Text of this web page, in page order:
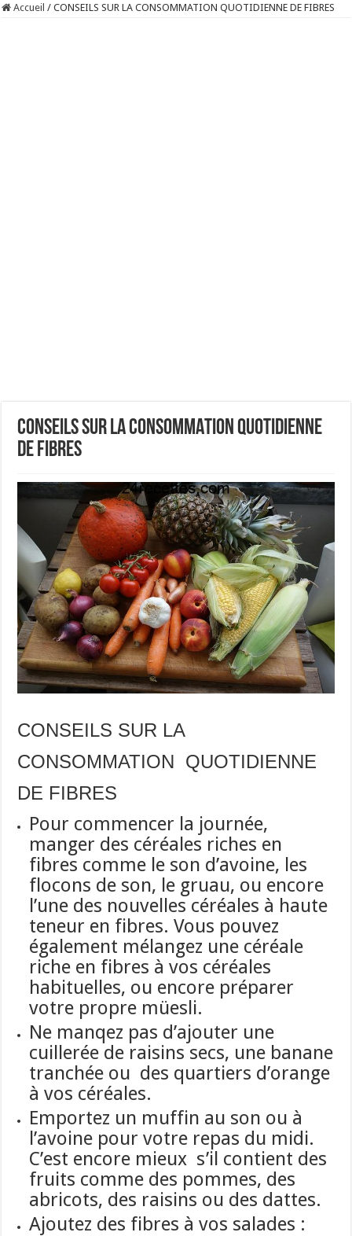
Accueil / CONSEILS SUR LA CONSOMMATION QUOTIDIENNE DE FIBRES
CONSEILS SUR LA CONSOMMATION QUOTIDIENNE
DE FIBRES
CONSEILS SUR LA
CONSOMMATION QUOTIDIENNE
DE FIBRES
Pour commencer la journée,
manger des céréales riches en
fibres comme le son d’avoine, les
flocons de son, le gruau, ou encore
l’une des nouvelles céréales à haute
teneur en fibres. Vous pouvez
également mélangez une céréale
riche en fibres à vos céréales
habituelles, ou encore préparer
votre propre müesli.
Ne manqez pas d’ajouter une
cuillerée de raisins secs, une banane
tranchée ou des quartiers d’orange
à vos céréales.
Emportez un muffin au son ou à
l’avoine pour votre repas du midi.
C’est encore mieux s’il contient des
fruits comme des pommes, des
abricots, des raisins ou des dattes.
Ajoutez des fibres à vos salades :